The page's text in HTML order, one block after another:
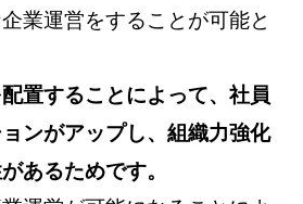
業運営をすることが可能と
置することによって、社員
ンがアップし、組織力強化
あるためです。